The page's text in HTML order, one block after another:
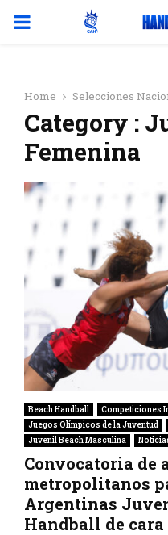
PRIMARY
Home Selecciones
Category :
Femenina
Beach Handball Competiciones
Juegos Olímpicos de la Juventud
Juvenil Beach Masculina
Convocatoria de
metropolitanos
Argentinas
Handball de cara